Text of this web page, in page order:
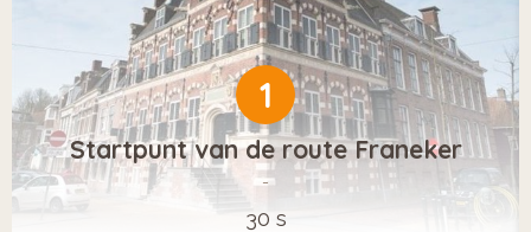
1
Startpunt van de route Franeker
-
30 s